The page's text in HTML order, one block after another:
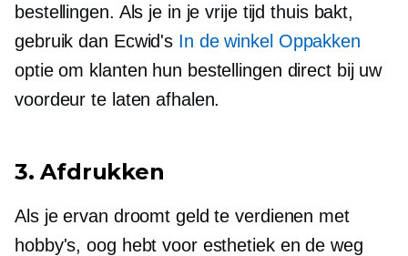
bestellingen. Als je in je vrije tijd thuis bakt,
gebruik dan Ecwid's In de winkel Oppakken
optie om klanten hun bestellingen direct bij uw
voordeur te laten afhalen.
3. Afdrukken
Als je ervan droomt geld te verdienen met
hobby's, oog hebt voor esthetiek en de weg